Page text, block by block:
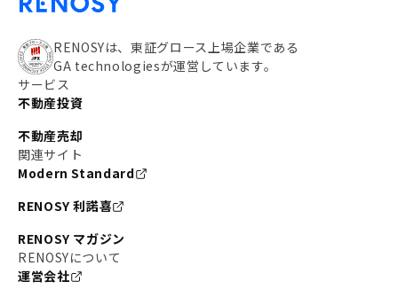
RENOSYは、東証グロース上場企業である
GA technologiesが運営しています。
サービス
不動産投資
不動産売却
関連サイト
Modern Standard
RENOSY 利諾喜
RENOSY マガジン
RENOSYについて
運営会社